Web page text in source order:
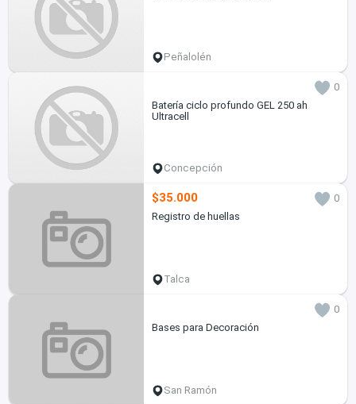
Peñalolén
0
Batería ciclo profundo GEL 250 ah
Ultracell
Concepción
$35.000
0
Registro de huellas
Talca
0
Bases para Decoración
San Ramón